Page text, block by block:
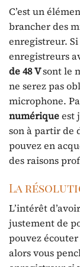
C’est un
brancher des
enregistreur. Si
enregistreurs
de 48 Vsont le
ne serez pas
microphone.
numériqueest
son à partir de
pouvez en
des raisons
La
L’intérêt
justement de
pouvez écouter
alors vous